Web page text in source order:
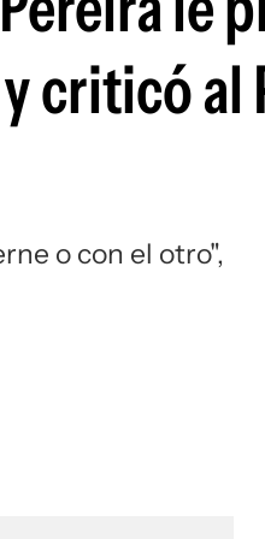
criticó al
o con el otro",